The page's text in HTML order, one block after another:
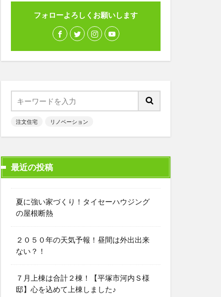
フォローよろしくお願いします
注文住宅 リノベーション
最近の投稿
夏に強い家づくり！タイセーハウジング
の屋根断熱
２０５０年の天気予報！昼間は外出出来
ない？！
７月上棟は合計２棟！【平塚市河内Ｓ様
邸】心を込めて上棟しました♪